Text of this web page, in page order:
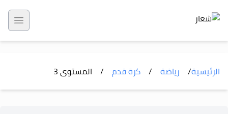
الرئيسية/ رياضة / كرة قدم / المستوى